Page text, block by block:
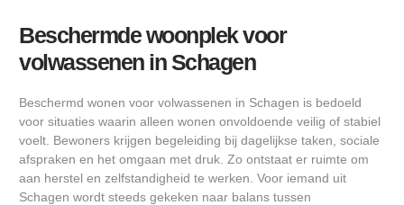
Beschermde woonplek voor
volwassenen in Schagen
Beschermd wonen voor volwassenen in Schagen is bedoeld
voor situaties waarin alleen wonen onvoldoende veilig of stabiel
voelt. Bewoners krijgen begeleiding bij dagelijkse taken, sociale
afspraken en het omgaan met druk. Zo ontstaat er ruimte om
aan herstel en zelfstandigheid te werken. Voor iemand uit
Schagen wordt steeds gekeken naar balans tussen